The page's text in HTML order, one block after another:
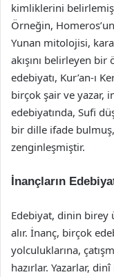
kimliklerini
Örneğin,
Yunan mitolojisi,
akışını belirleyen
edebiyatı, Kur’an-ı
birçok şair ve yazar,
edebiyatında, Sufi
bir dille ifade
zenginleşmiştir.
İnançların
Edebiyat, dinin birey
alır. İnanç, birçok
yolculuklarına,
hazırlar. Yazarlar,